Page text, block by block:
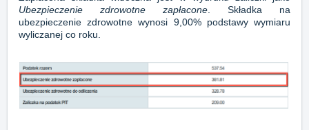
Ubezpieczenie zdrowotne zapłacone. Składka na
ubezpieczenie zdrowotne wynosi 9,00% podstawy wymiaru
wyliczanej co roku.